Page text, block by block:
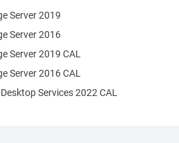
Server 2019
Server 2016
Services 2022 CAL
Server 2019 CAL
Server 2016 CAL